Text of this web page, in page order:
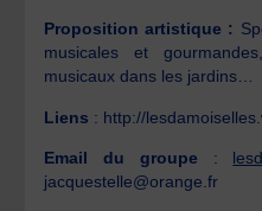
Proposition artistique :
musicales et
musicaux dans les jardins…
Liens : http://
Email du groupe :
jacquestelle@orange.fr